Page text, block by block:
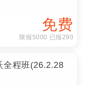
免费
限报5000 已报290
程班(26.2.28